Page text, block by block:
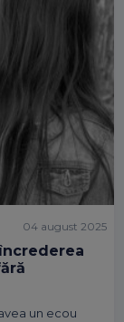
un ecou
04 august 2025